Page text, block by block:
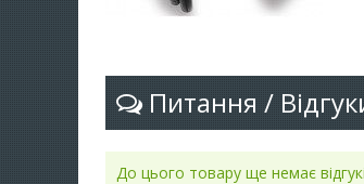
Питання /
До цього товару ще немає